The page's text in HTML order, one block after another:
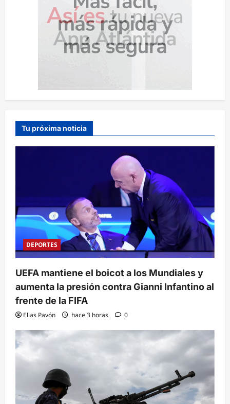
Tu próxima noticia
DEPORTES
UEFA mantiene el boicot a los Mundiales y
aumenta la presión contra Gianni Infantino al
frente de la FIFA
Elias Pavón hace 3 horas 0